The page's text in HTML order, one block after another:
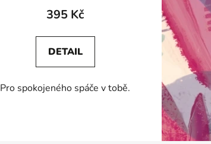
produktu
5,0
z
hvězdiček.
395 Kč
DETAIL
Pro spokojeného spáče v tobě.